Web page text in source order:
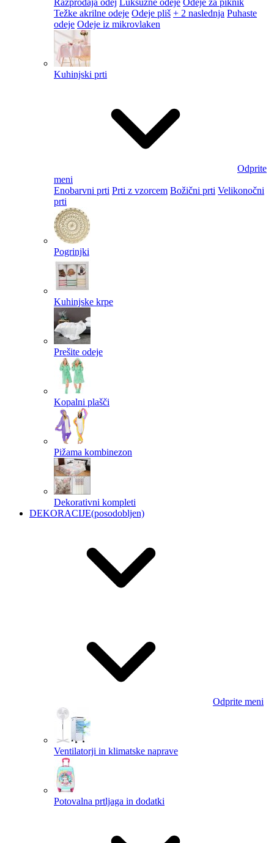
Razprodaja odej Luksuzne odeje Odeje za piknik
Težke akrilne odeje Odeje pliš + 2 naslednja Puhaste
odeje Odeje iz mikrovlaken
Kuhinjski prti
Odprite
meni
Enobarvni prti Prti z vzorcem Božični prti Velikonočni
prti​
Pogrinjki
Kuhinjske krpe
Prešite odeje
Kopalni plašči
Pižama kombinezon
Dekorativni kompleti
DEKORACIJE(posodobljen)
Odprite meni
Ventilatorji in klimatske naprave
Potovalna prtljaga in dodatki